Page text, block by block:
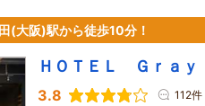
大阪)駅から徒歩10分！
ＨＯＴＥＬ Ｇｒａｙ
3.8 112件